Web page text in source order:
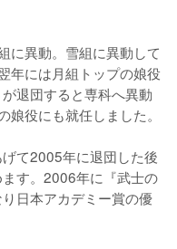
に異動。雪組に異動して
年には月組トップの娘役
退団すると専科へ異動
役にも就任しました。
て2005年に退団した後
す。2006年に『武士の
日本アカデミー賞の優